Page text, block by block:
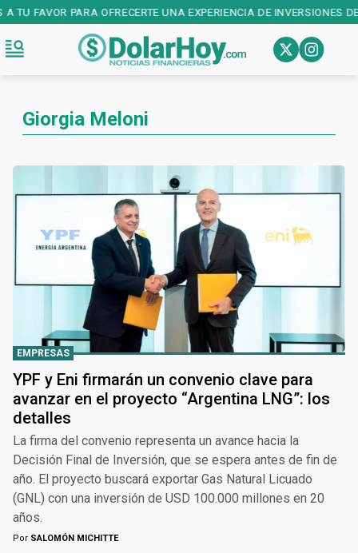
PARA OFRECERTE UNA EXPERIENCIA DE INVERSIONES DE
Giorgia Meloni
EMPRESAS
YPF y Eni firmarán un convenio clave para
avanzar en el proyecto “Argentina LNG”: los
detalles
La firma del convenio representa un avance hacia la
Decisión Final de Inversión, que se espera antes de fin de
año. El proyecto buscará exportar Gas Natural Licuado
(GNL) con una inversión de USD 100.000 millones en 20
años.
Por SALOMÓN MICHITTE